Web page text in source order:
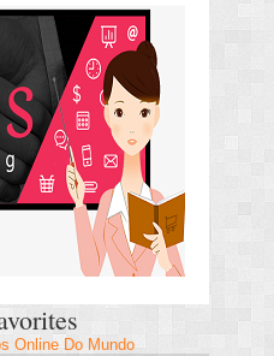
Online Do Mundo